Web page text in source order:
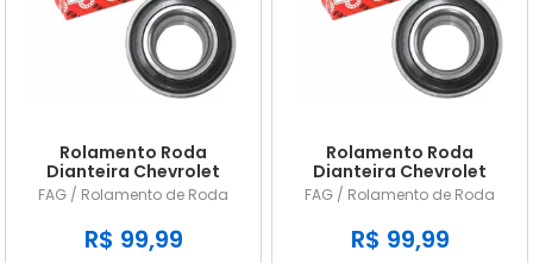
Rolamento Roda
Dianteira Chevrolet
Meriva 2003 até 2012
803775 Original FAG
FAG / Rolamento de Roda
R$ 99,99
Rolamento Roda
Dianteira Chevrolet
Montana 2004 até 2016
803775 Original FAG
FAG / Rolamento de Roda
R$ 99,99